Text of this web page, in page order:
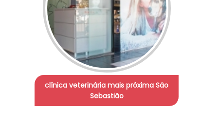
clínica veterinária mais próxima São
Sebastião